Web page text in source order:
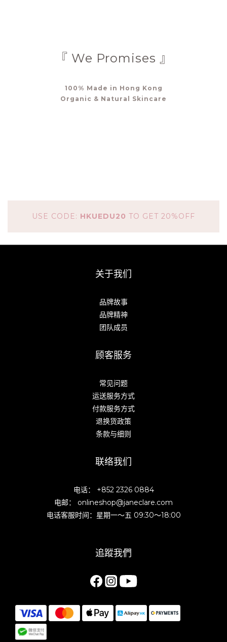
『 We Promises 』
100% Made in Hong Kong
Organic & Natural Skincare
USE CODE: HKUEDU20 TO GET 20%OFF
关于我们
品牌故事
品牌精神
团队成员
顾客服务
常见问题
运送服务方式
付款服务方式
退换货政策
条款与细则
联络我们
电话： +852 2326 0884
电邮： onlineshop@janeclare.com
电话客服时间：星期一～五 09:30～18:00
追蹤我們